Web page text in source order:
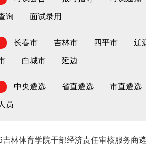
询 面试录用
长春市 吉林市 四平市 辽
白城市 延边
中央遴选 省直遴选 市直遴选
员
吉林体育学院干部经济责任审核服务商